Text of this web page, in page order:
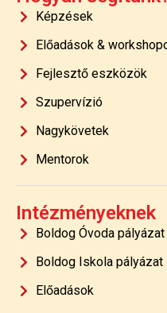
Képzések
Előadások &
Fejlesztő eszközök
Szupervízió
Nagykövetek
Mentorok
Intézményeknek
Boldog Óvoda pályázat
Boldog Iskola pályázat
Előadások